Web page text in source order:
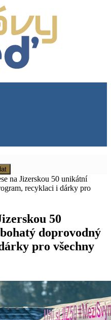
na Jizerskou 50 unikátní
recyklaci i dárky pro
50
doprovodný
pro všechny